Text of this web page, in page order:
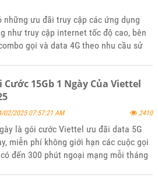
những ưu đãi truy cập các ứng dụng
như truy cập internet tốc độ cao, bên
gọi và data 4G theo nhu cầu sử
Cước 15Gb 1 Ngày Của Viettel
02/2025 07:57:21 AM 2410
là gói cước Viettel ưu đãi data 5G
miễn phí không giới hạn các cuộc gọi
đến 300 phút ngoại mạng mỗi tháng